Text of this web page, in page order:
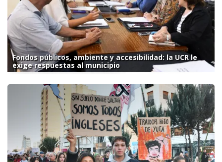
Fondos públicos, ambiente y accesibilidad: la UCR le
exige respuestas al municipio